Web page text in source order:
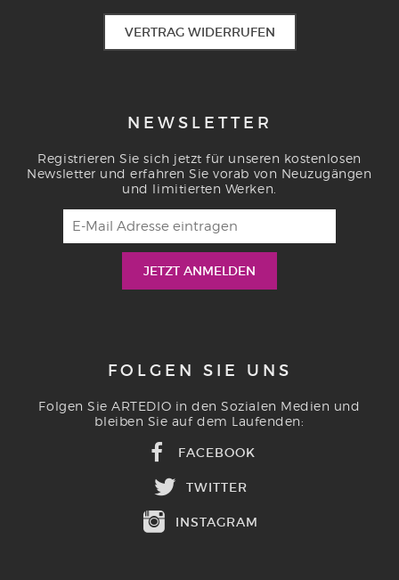
VERTRAG WIDERRUFEN
NEWSLETTER
Registrieren Sie sich jetzt für unseren kostenlosen
Newsletter und erfahren Sie vorab von Neuzugängen
und limitierten Werken.
FOLGEN SIE UNS
Folgen Sie ARTEDIO in den Sozialen Medien und
bleiben Sie auf dem Laufenden:
FACEBOOK
TWITTER
INSTAGRAM